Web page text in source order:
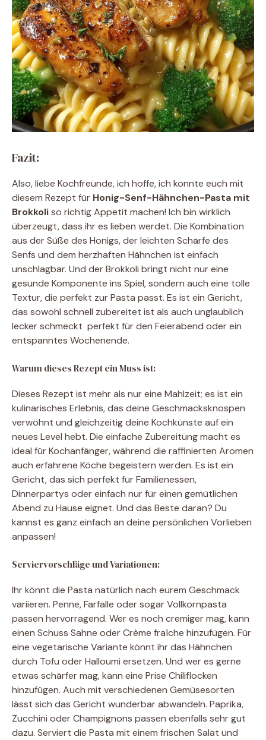
Fazit:
Also, liebe Kochfreunde, ich hoffe, ich konnte euch mit
diesem Rezept für Honig-Senf-Hähnchen-Pasta mit
Brokkoliso richtig Appetit machen! Ich bin wirklich
überzeugt, dass ihr es lieben werdet. Die Kombination
aus der Süße des Honigs, der leichten Schärfe des
Senfs und dem herzhaften Hähnchen ist einfach
unschlagbar. Und der Brokkoli bringt nicht nur eine
gesunde Komponente ins Spiel, sondern auch eine tolle
Textur, die perfekt zur Pasta passt. Es ist ein Gericht,
das sowohl schnell zubereitet ist als auch unglaublich
lecker schmeckt  perfekt für den Feierabend oder ein
entspanntes Wochenende.
Warum dieses Rezept ein Muss ist:
Dieses Rezept ist mehr als nur eine Mahlzeit; es ist ein
kulinarisches Erlebnis, das deine Geschmacksknospen
verwöhnt und gleichzeitig deine Kochkünste auf ein
neues Level hebt. Die einfache Zubereitung macht es
ideal für Kochanfänger, während die raffinierten Aromen
auch erfahrene Köche begeistern werden. Es ist ein
Gericht, das sich perfekt für Familienessen,
Dinnerpartys oder einfach nur für einen gemütlichen
Abend zu Hause eignet. Und das Beste daran? Du
kannst es ganz einfach an deine persönlichen Vorlieben
anpassen!
Serviervorschläge und Variationen:
Ihr könnt die Pasta natürlich nach eurem Geschmack
variieren. Penne, Farfalle oder sogar Vollkornpasta
passen hervorragend. Wer es noch cremiger mag, kann
einen Schuss Sahne oder Crème fraîche hinzufügen. Für
eine vegetarische Variante könnt ihr das Hähnchen
durch Tofu oder Halloumi ersetzen. Und wer es gerne
etwas schärfer mag, kann eine Prise Chiliflocken
hinzufügen. Auch mit verschiedenen Gemüsesorten
lässt sich das Gericht wunderbar abwandeln. Paprika,
Zucchini oder Champignons passen ebenfalls sehr gut
dazu. Serviert die Pasta mit einem frischen Salat und